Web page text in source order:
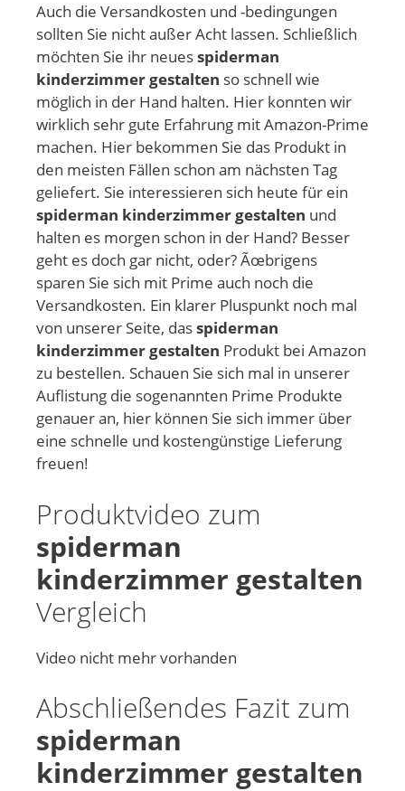
Auch die Versandkosten und -bedingungen
sollten Sie nicht außer Acht lassen. Schließlich
möchten Sie ihr neuesspiderman
kinderzimmer gestalten so schnell wie
möglich in der Hand halten. Hier konnten wir
wirklich sehr gute Erfahrung mit Amazon-Prime
machen. Hier bekommen Sie das Produkt in
den meisten Fällen schon am nächsten Tag
geliefert. Sie interessieren sich heute für ein
spiderman kinderzimmer gestalten und
halten es morgen schon in der Hand? Besser
geht es doch gar nicht, oder? Ãœbrigens
sparen Sie sich mit Prime auch noch die
Versandkosten. Ein klarer Pluspunkt noch mal
von unserer Seite, dasspiderman
kinderzimmer gestalten Produkt bei Amazon
zu bestellen. Schauen Sie sich mal in unserer
Auflistung die sogenannten Prime Produkte
genauer an, hier können Sie sich immer über
eine schnelle und kostengünstige Lieferung
freuen!
Produktvideo zum
spiderman
kinderzimmer gestalten
Vergleich
Video nicht mehr vorhanden
Abschließendes Fazit zum
spiderman
kinderzimmer gestalten